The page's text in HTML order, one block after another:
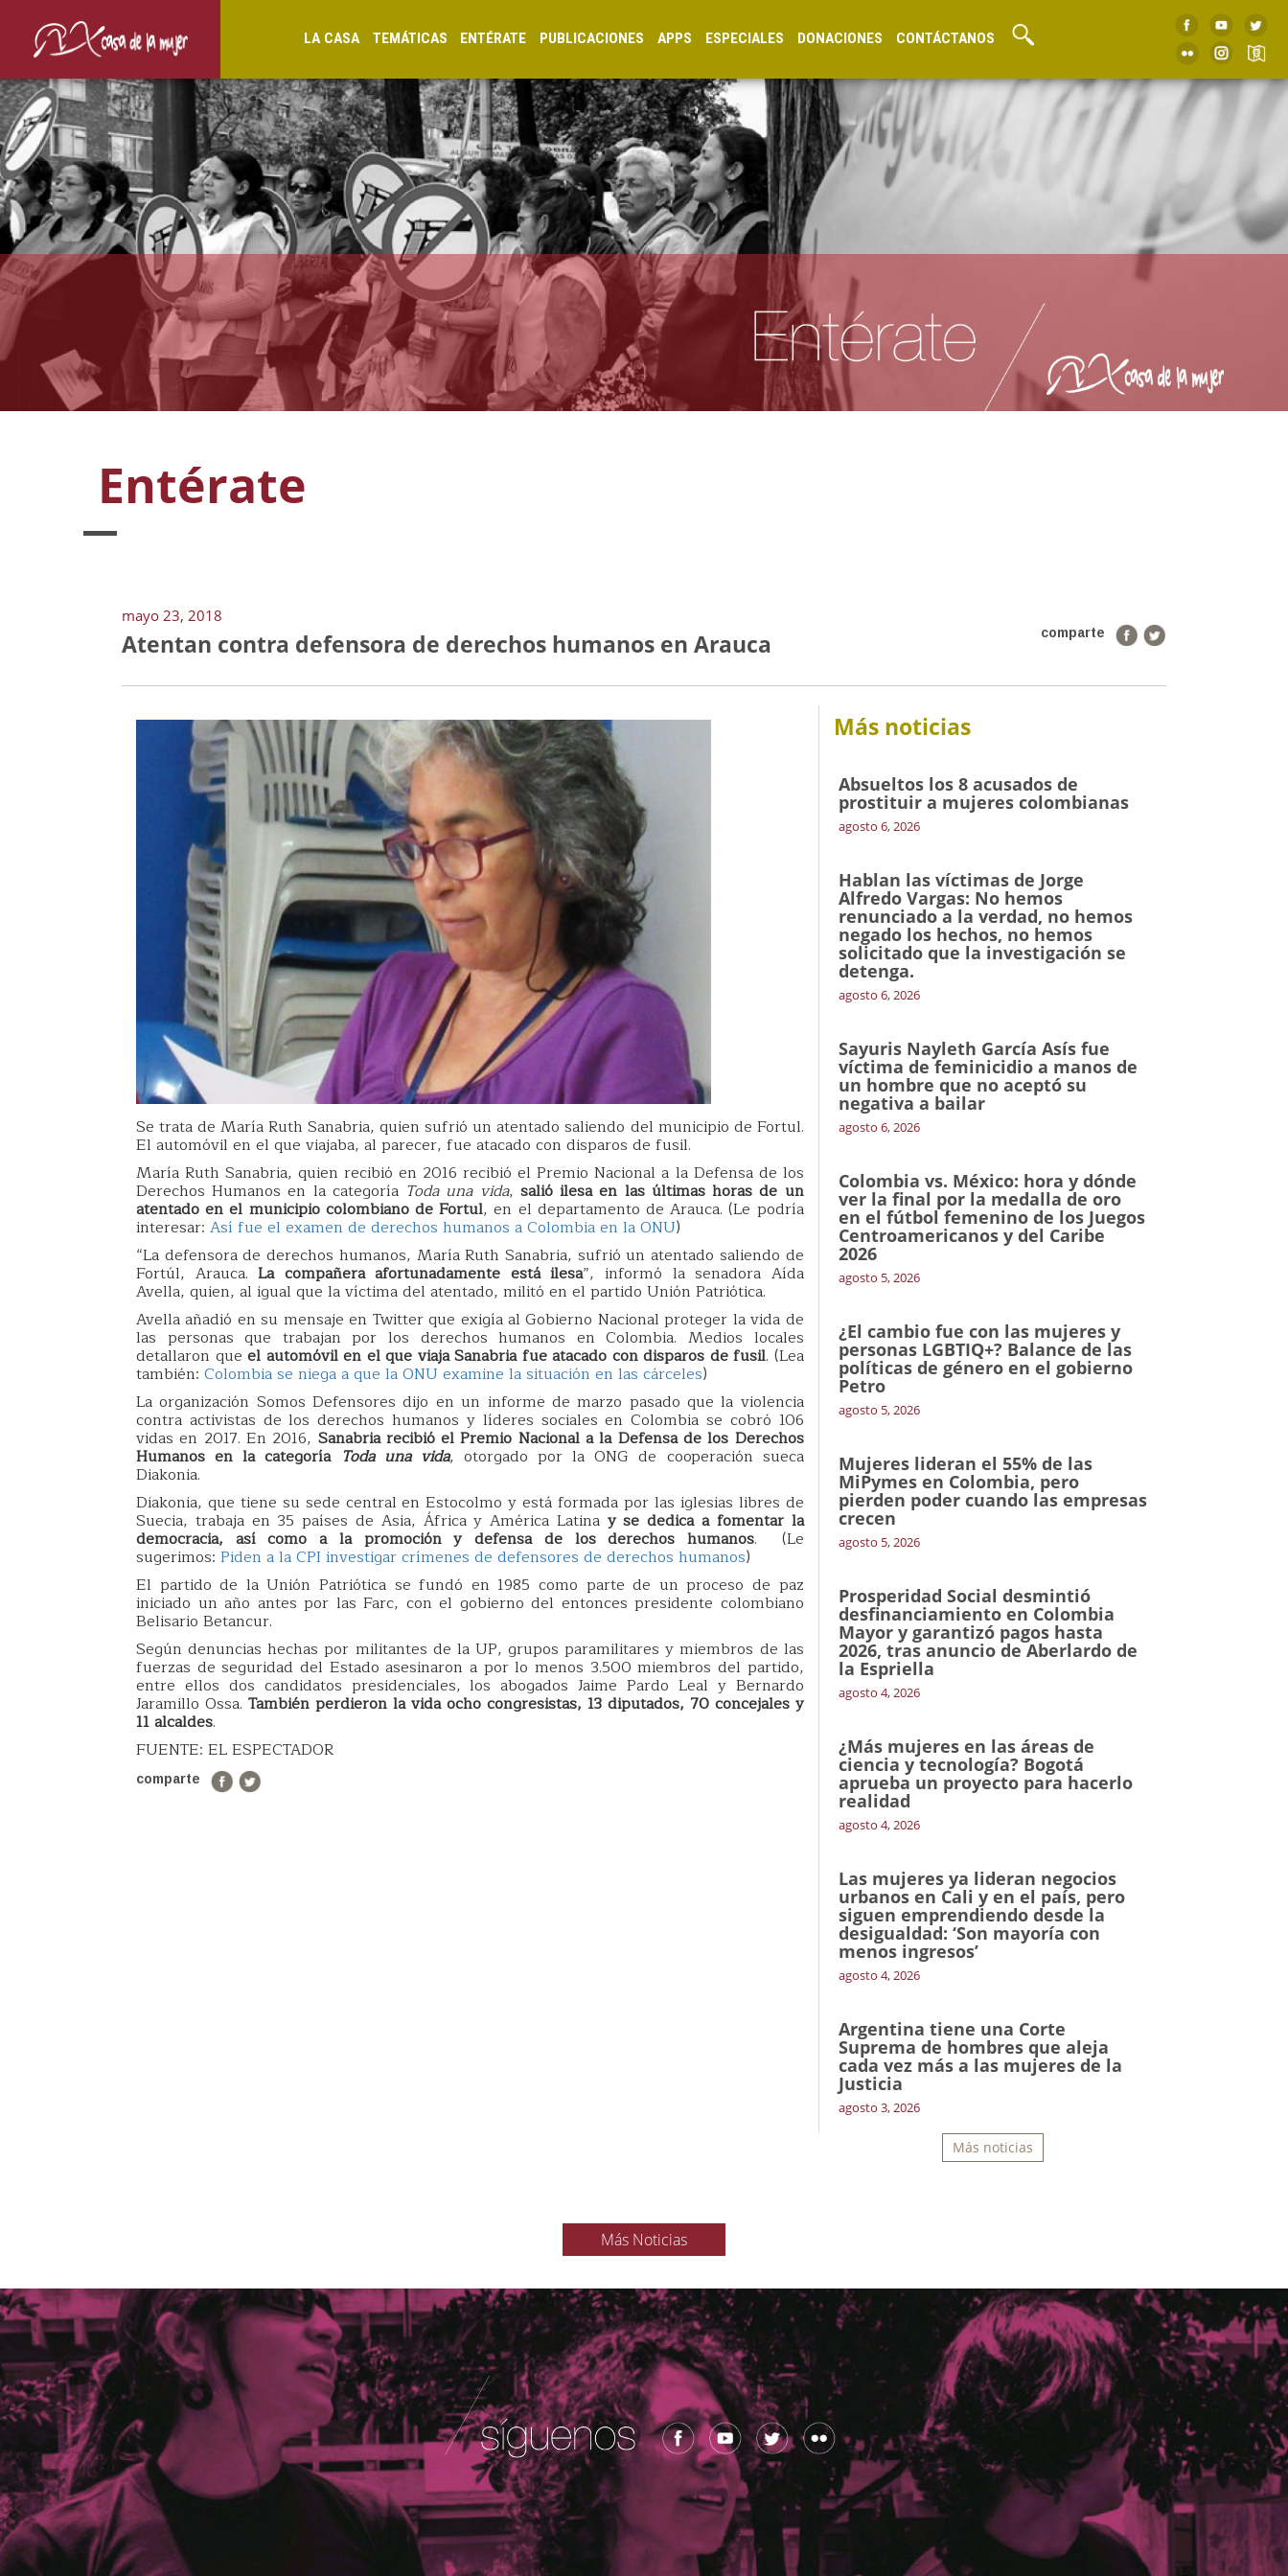
LA CASA TEMÁTICAS ENTÉRATE PUBLICACIONES APPS ESPECIALES DONACIONES CONTÁCTANOS
Entérate
mayo 23, 2018
comparte
Atentan contra defensora de derechos humanos en Arauca
Se trata de María Ruth Sanabria, quien sufrió un atentado saliendo del municipio de Fortul.
El automóvil en el que viajaba, al parecer, fue atacado con disparos de fusil.
María Ruth Sanabria, quien recibió en 2016 recibió el Premio Nacional a la Defensa de los
Derechos Humanos en la categoría Toda una vida, salió ilesa en las últimas horas de un
atentado en el municipio colombiano de Fortul, en el departamento de Arauca. (Le podría
interesar: Así fue el examen de derechos humanos a Colombia en la ONU)
“La defensora de derechos humanos, María Ruth Sanabria, sufrió un atentado saliendo de
Fortúl, Arauca.La compañera afortunadamente está ilesa”, informó la senadora Aída
Avella, quien, al igual que la víctima del atentado, militó en el partido Unión Patriótica.
Avella añadió en su mensaje en Twitter que exigía al Gobierno Nacional proteger la vida de
las personas que trabajan por los derechos humanos en Colombia. Medios locales
detallaron queel automóvil en el que viaja Sanabria fue atacado con disparos de fusil. (Lea
también: Colombia se niega a que la ONU examine la situación en las cárceles)
La organización Somos Defensores dijo en un informe de marzo pasado que la violencia
contra activistas de los derechos humanos y líderes sociales en Colombia se cobró 106
vidas en 2017. En 2016, Sanabria recibió el Premio Nacional a la Defensa de los Derechos
Humanos en la categoría Toda una vida, otorgado por la ONG de cooperación sueca
Diakonia.
Diakonia, que tiene su sede central en Estocolmo y está formada por las iglesias libres de
Suecia, trabaja en 35 países de Asia, África y América Latina y se dedica a fomentar la
democracia, así como a la promoción y defensa de los derechos humanos. (Le
sugerimos: Piden a la CPI investigar crímenes de defensores de derechos humanos)
El partido de la Unión Patriótica se fundó en 1985 como parte de un proceso de paz
iniciado un año antes por las Farc, con el gobierno del entonces presidente colombiano
Belisario Betancur.
Según denuncias hechas por militantes de la UP, grupos paramilitares y miembros de las
fuerzas de seguridad del Estado asesinaron a por lo menos 3.500 miembros del partido,
entre ellos dos candidatos presidenciales, los abogados Jaime Pardo Leal y Bernardo
Jaramillo Ossa. También perdieron la vida ocho congresistas, 13 diputados, 70 concejales y
11 alcaldes.
FUENTE: EL ESPECTADOR
comparte
Más noticias
Absueltos los 8 acusados de
prostituir a mujeres colombianas
agosto 6, 2026
Hablan las víctimas de Jorge
Alfredo Vargas: No hemos
renunciado a la verdad, no hemos
negado los hechos, no hemos
solicitado que la investigación se
detenga.
agosto 6, 2026
Sayuris Nayleth García Asís fue
víctima de feminicidio a manos de
un hombre que no aceptó su
negativa a bailar
agosto 6, 2026
Colombia vs. México: hora y dónde
ver la final por la medalla de oro
en el fútbol femenino de los Juegos
Centroamericanos y del Caribe
2026
agosto 5, 2026
¿El cambio fue con las mujeres y
personas LGBTIQ+? Balance de las
políticas de género en el gobierno
Petro
agosto 5, 2026
Mujeres lideran el 55% de las
MiPymes en Colombia, pero
pierden poder cuando las empresas
crecen
agosto 5, 2026
Prosperidad Social desmintió
desfinanciamiento en Colombia
Mayor y garantizó pagos hasta
2026, tras anuncio de Aberlardo de
la Espriella
agosto 4, 2026
¿Más mujeres en las áreas de
ciencia y tecnología? Bogotá
aprueba un proyecto para hacerlo
realidad
agosto 4, 2026
Las mujeres ya lideran negocios
urbanos en Cali y en el país, pero
siguen emprendiendo desde la
desigualdad: ‘Son mayoría con
menos ingresos’
agosto 4, 2026
Argentina tiene una Corte
Suprema de hombres que aleja
cada vez más a las mujeres de la
Justicia
agosto 3, 2026
Más noticias
Más Noticias